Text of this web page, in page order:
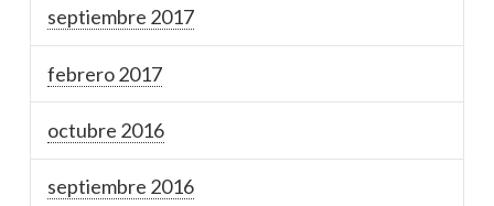
septiembre 2017
febrero 2017
octubre 2016
septiembre 2016